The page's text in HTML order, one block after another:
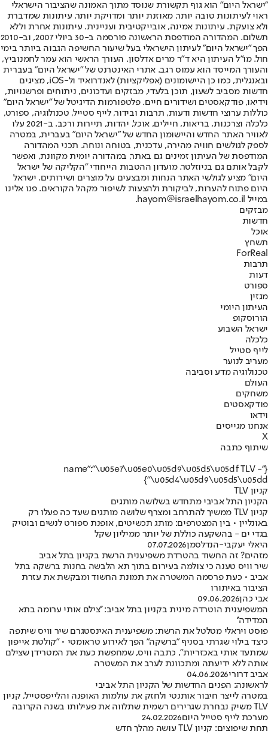
"ישראל היום" הוא גוף תקשורת שנוסד מתוך האמונה שהציבור הישראלי
ראוי לעיתונות טובה יותר, מאוזנת יותר ומדויקת יותר. עיתונות שמדברת
ולא צועקת. עיתונות אמינה, אובייקטיבית ועניינית. עיתונות אחרת וללא
תשלום. המהדורה המודפסת הראשונה פורסמה ב-30 ביולי 2007, וב-2010
הפך "ישראל היום" לעיתון הישראלי בעל שיעור החשיפה הגבוה ביותר בימי
חול. מו"ל העיתון היא ד"ר מרים אדלסון. העורך הראשי הוא עמר לחמנוביץ,
והעורך המייסד הוא עמוס רגב. אתרי האינטרנט של "ישראל היום" בעברית
ובאנגלית, כמו כן היישומונים (אפליקציות) לאנדרואיד ול-iOS, מציגים
חדשות מסביב לשעון, תוכן בלעדי, מבזקים ועדכונים, ניתוחים ופרשנויות,
וידיאו, פודקאסטים ושידורים חיים. פלטפורמות הדיגיטל של "ישראל היום"
כוללות ערוצי חדשות ודעות, תרבות ובידור, לייף סטייל, טכנולוגיה, ספורט,
כלכלה וצרכנות, בריאות, חיילים, אוכל, יהדות, תיירות ורכב. ב-2021 עלו
לאוויר האתר החדש והיישומון החדש של "ישראל היום" בעברית, במטרה
לספק לגולשים חוויה מהירה, עדכנית, בטוחה ונוחה. תכני המהדורה
המודפסת של העיתון זמינים גם באתר, במהדורה יומית מקוונת, ואפשר
לקבל אותם גם בניוזלטר. מועדון ההטבות הייחודי "הקליקה של ישראל
היום" מציע לגולשי האתר הנחות ומבצעים על מוצרים ושירותים. ישראל
היום פתוח להערות, לביקורת ולהצעות לשיפור מקהל הקוראים. פנו אלינו
במייל hayom@israelhayom.co.il.
מבזקים
חדשות
אוכל
תשחץ
ForReal
תרבות
דעות
ספורט
מגזין
העיתון היומי
הורוסקופ
ישראל השבוע
כלכלה
לייף סטייל
מעריב לנוער
טכנולוגיה מדע וסביבה
העולם
משחקים
פודקאסטים
וידאו
אנחנו מגייסים
X
שיתוף כתבה
{"name":"\u05e7\u05e0\u05d9\u05d5\u05df TLV -
\u05d4\u05d9\u05d5\u05dd"}
קניון TLV
הקניון התל אביבי מתחדש בשלושה מותגים
קניון TLV ממשיך להתרחב ומצרף שלושה מותגים שעד כה פעלו רק
באונליין • בין המצטרפים: מותג תכשיטים, אופנת ספורט לנשים ובוטיק
בגדי ים - בהשקעה כוללת של יותר ממיליון שקל
היאלי יעקבי-הנדלסמן07.07.2026
מזהים? זה החשוד בהטרדת משפיענית הרשת בקניון בתל אביב
שיר וויס טענה כי צולמה בעירום בתוך תא הלבשה בחנות ברשקה בתל
אביב • כעת פרסמה המשטרה את תמונת החשוד ומבקשת את עזרת
הציבור באיתורו
אבי כהן09.06.2026
המשפיענית הוטרדה מינית בקניון בתל אביב: ''צילם אותי ערומה בתא
המדידה''
פוסט ויראלי מטלטל את הרשת: משפיענית האינסטגרם שיר וויס שיתפה
כיצד בילוי שגרתי בסניף "ברשקה" הפך לאירוע טראומטי • "קולטת אייפון
שמתעד אותי באכזריות", כתבה וויס, שמחפשת כעת את המטרידן שצילם
אותה ללא ידיעתה ומתכוונת לערב את המשטרה
אביב דרורי04.06.2026
לראשונה: הפנים החדשות של הקניון התל אביבי
במטרה לייצר חיבור אותנטי ולחזק את עולמות האופנה והלייפסטייל, קניון
TLV משיק נבחרת שגרירים רשמית שתלווה את פעילותו בשנה הקרובה
מערכת לייף סטייל היום24.02.2026
תחת שיפוצים: קניון TLV עושה מהלך חדש